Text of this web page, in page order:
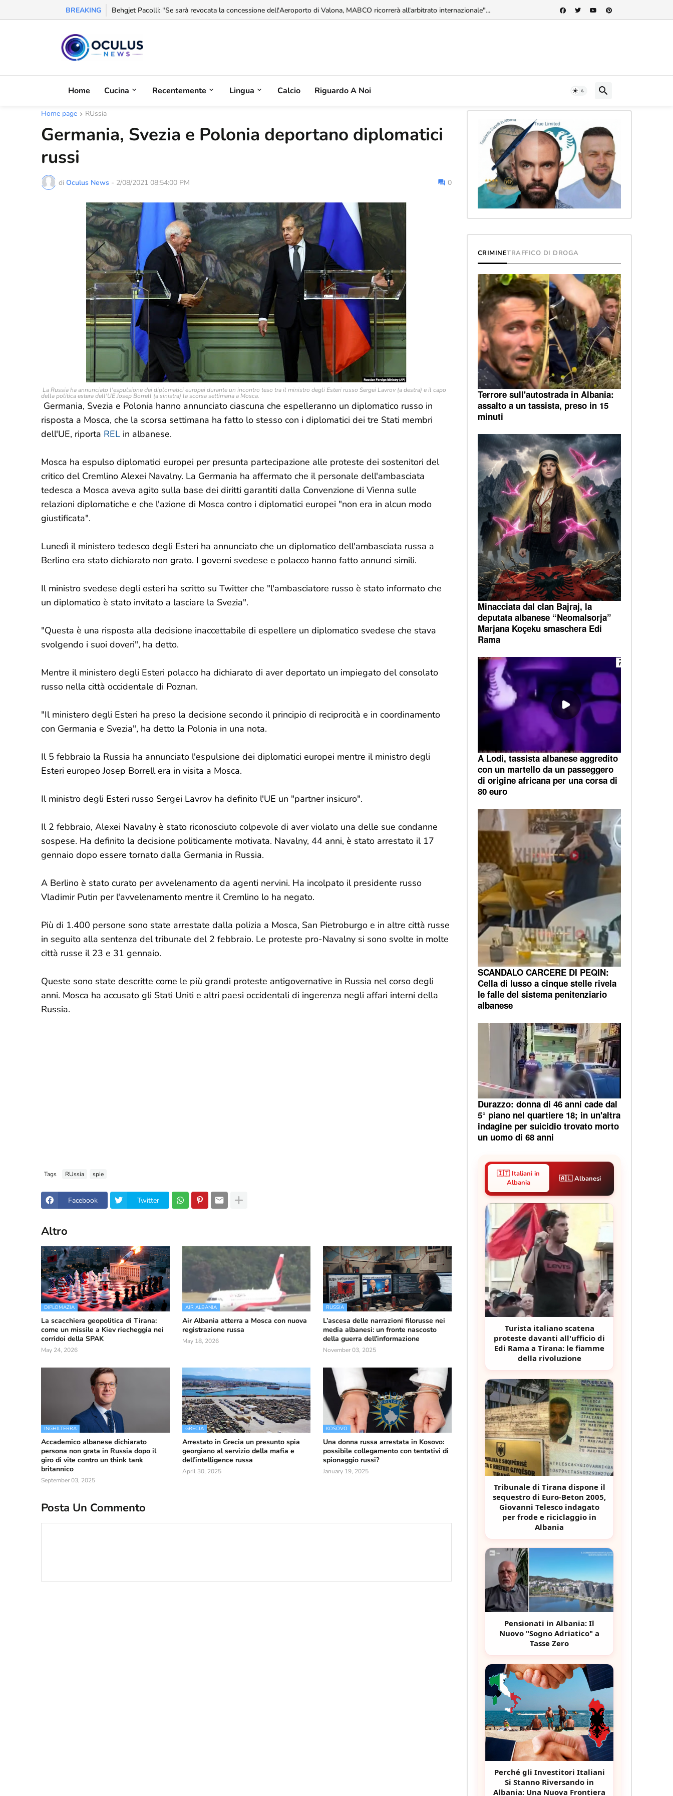
BREAKING Behgjet Pacolli: "Se sarà revocata la concessione dell'Aeroporto di Valona, MABCO ricorrerà all'arbitrato internazionale"...
Home Cucina Recentemente Lingua Calcio Riguardo A Noi
Home page RUssia
Germania, Svezia e Polonia deportano diplomatici
russi
di Oculus News - 2/08/2021 08:54:00 PM 0
La Russia ha annunciato l'espulsione dei diplomatici europei durante un incontro teso tra il ministro degli Esteri russo Sergei Lavrov (a destra) e il capo
della politica estera dell'UE Josep Borrell (a sinistra) la scorsa settimana a Mosca.
Germania, Svezia e Polonia hanno annunciato ciascuna che espelleranno un diplomatico russo in
risposta a Mosca, che la scorsa settimana ha fatto lo stesso con i diplomatici dei tre Stati membri
dell'UE, riporta REL in albanese.
Mosca ha espulso diplomatici europei per presunta partecipazione alle proteste dei sostenitori del
critico del Cremlino Alexei Navalny. La Germania ha affermato che il personale dell'ambasciata
tedesca a Mosca aveva agito sulla base dei diritti garantiti dalla Convenzione di Vienna sulle
relazioni diplomatiche e che l'azione di Mosca contro i diplomatici europei "non era in alcun modo
giustificata".
Lunedì il ministero tedesco degli Esteri ha annunciato che un diplomatico dell'ambasciata russa a
Berlino era stato dichiarato non grato. I governi svedese e polacco hanno fatto annunci simili.
Il ministro svedese degli esteri ha scritto su Twitter che "l'ambasciatore russo è stato informato che
un diplomatico è stato invitato a lasciare la Svezia".
"Questa è una risposta alla decisione inaccettabile di espellere un diplomatico svedese che stava
svolgendo i suoi doveri", ha detto.
Mentre il ministero degli Esteri polacco ha dichiarato di aver deportato un impiegato del consolato
russo nella città occidentale di Poznan.
"Il ministero degli Esteri ha preso la decisione secondo il principio di reciprocità e in coordinamento
con Germania e Svezia", ​​ha detto la Polonia in una nota.
Il 5 febbraio la Russia ha annunciato l'espulsione dei diplomatici europei mentre il ministro degli
Esteri europeo Josep Borrell era in visita a Mosca.
Il ministro degli Esteri russo Sergei Lavrov ha definito l'UE un "partner insicuro".
Il 2 febbraio, Alexei Navalny è stato riconosciuto colpevole di aver violato una delle sue condanne
sospese. Ha definito la decisione politicamente motivata. Navalny, 44 anni, è stato arrestato il 17
gennaio dopo essere tornato dalla Germania in Russia.
A Berlino è stato curato per avvelenamento da agenti nervini. Ha incolpato il presidente russo
Vladimir Putin per l'avvelenamento mentre il Cremlino lo ha negato.
Più di 1.400 persone sono state arrestate dalla polizia a Mosca, San Pietroburgo e in altre città russe
in seguito alla sentenza del tribunale del 2 febbraio. Le proteste pro-Navalny si sono svolte in molte
città russe il 23 e 31 gennaio.
Queste sono state descritte come le più grandi proteste antigovernative in Russia nel corso degli
anni. Mosca ha accusato gli Stati Uniti e altri paesi occidentali di ingerenza negli affari interni della
Russia.
Tags RUssia spie
Facebook Twitter
Altro
DIPLOMAZIA
La scacchiera geopolitica di Tirana:
come un missile a Kiev riecheggia nei
corridoi della SPAK
May 24, 2026
AIR ALBANIA
Air Albania atterra a Mosca con nuova
registrazione russa
May 18, 2026
RUSSIA
L’ascesa delle narrazioni filorusse nei
media albanesi: un fronte nascosto
della guerra dell’informazione
November 03, 2025
INGHILTERRA
Accademico albanese dichiarato
persona non grata in Russia dopo il
giro di vite contro un think tank
britannico
September 03, 2025
GRECIA
Arrestato in Grecia un presunto spia
georgiano al servizio della mafia e
dell’intelligence russa
April 30, 2025
KOSOVO
Una donna russa arrestata in Kosovo:
possibile collegamento con tentativi di
spionaggio russi?
January 19, 2025
Posta Un Commento
CRIMINETRAFFICO DI DROGA
Terrore sull'autostrada in Albania:
assalto a un tassista, preso in 15
minuti
Minacciata dal clan Bajraj, la
deputata albanese “Neomalsorja”
Marjana Koçeku smaschera Edi
Rama
A Lodi, tassista albanese aggredito
con un martello da un passeggero
di origine africana per una corsa di
80 euro
SCANDALO CARCERE DI PEQIN:
Cella di lusso a cinque stelle rivela
le falle del sistema penitenziario
albanese
Durazzo: donna di 46 anni cade dal
5° piano nel quartiere 18; in un'altra
indagine per suicidio trovato morto
un uomo di 68 anni
🇮🇹 Italiani in
Albania
🇦🇱 Albanesi
Turista italiano scatena
proteste davanti all'ufficio di
Edi Rama a Tirana: le fiamme
della rivoluzione
Tribunale di Tirana dispone il
sequestro di Euro-Beton 2005,
Giovanni Telesco indagato
per frode e riciclaggio in
Albania
Pensionati in Albania: Il
Nuovo "Sogno Adriatico" a
Tasse Zero
Perché gli Investitori Italiani
Si Stanno Riversando in
Albania: Una Nuova Frontiera